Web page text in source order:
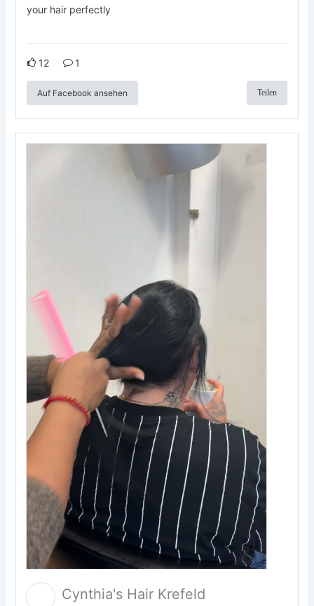
your hair perfectly
12 1
Auf Facebook ansehen Teilen
Cynthia's Hair Krefeld